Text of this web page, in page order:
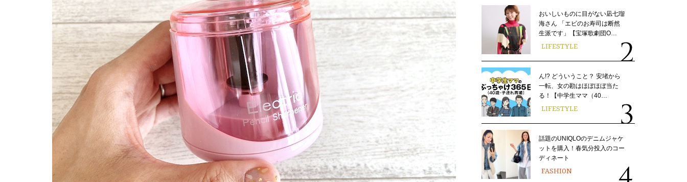
おいしいものに目がない凪七瑠
海さん 「エビのお寿司は断然
生派です」【宝塚歌劇団O…
LIFESTYLE
ん!? どういうこと？ 安堵から
一転、女の勘はほぼほぼ当た
る！【中学生ママ（40…
LIFESTYLE
話題のUNIQLOのデニムジャケ
ットを購入！春気分投入のコー
ディネート
FASHION